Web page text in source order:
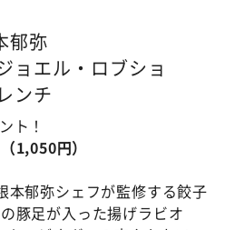
弥
ョエル・ロブショ
ンチ
ト！
1,050円）
本郁弥シェフが監修する餃子
豚足が入った揚げラビオ